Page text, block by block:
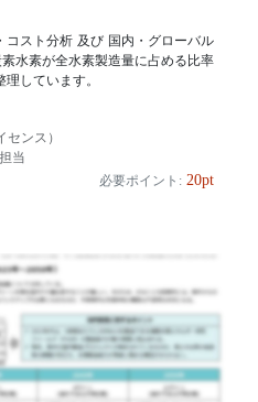
コスト分析 及び 国内・グローバル
水素が全水素製造量に占める比率
しています。
ンス）
当
必要ポイント: 20pt